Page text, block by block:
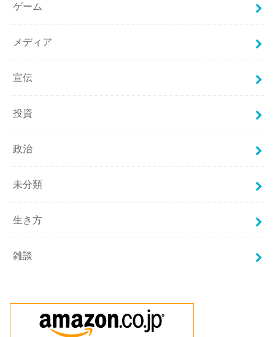
ゲーム
メディア
宣伝
投資
政治
未分類
生き方
雑談